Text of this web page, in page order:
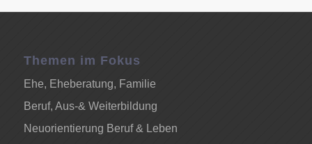
Themen im Fokus
Ehe, Eheberatung, Familie
Beruf, Aus-& Weiterbildung
Neuorientierung Beruf & Leben